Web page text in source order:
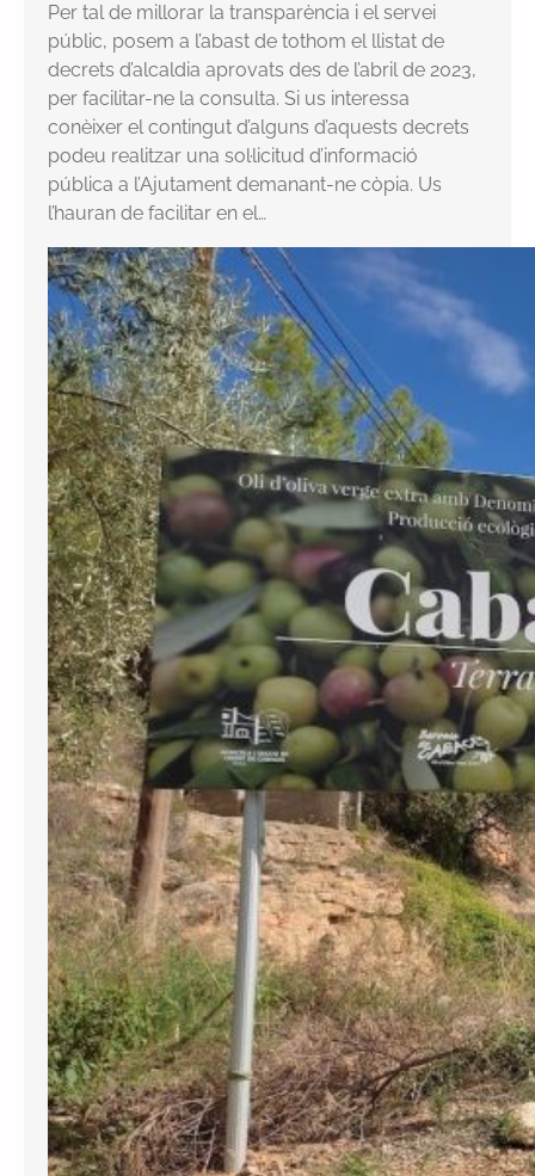
Per tal de millorar la transparència i el servei
públic, posem a l’abast de tothom el llistat de
decrets d’alcaldia aprovats des de l’abril de 2023,
per facilitar-ne la consulta. Si us interessa
conèixer el contingut d’alguns d’aquests decrets
podeu realitzar una sol·licitud d’informació
pública a l’Ajutament demanant-ne còpia. Us
l’hauran de facilitar en el…